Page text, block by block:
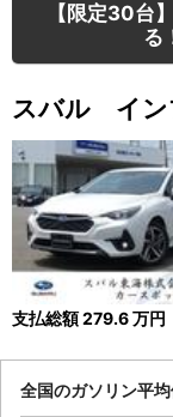
【限定30台
る
スバル イン
支払総額279.6万円
全国のガソリン平